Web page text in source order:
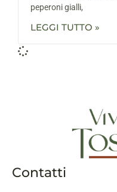
peperoni gialli,
LEGGI TUTTO »
Contatti